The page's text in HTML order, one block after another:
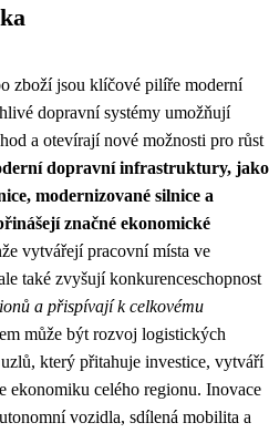
zboží jsou klíčové pilíře moderní
dopravní systémy umožňují
a otevírají nové možnosti pro růst
dopravní infrastruktury, jako
modernizované silnice a
značné ekonomické
vytvářejí pracovní místa ve
také zvyšují konkurenceschopnost
a přispívají k celkovému
může být rozvoj logistických
který přitahuje investice, vytváří
ekonomiku celého regionu. Inovace
vozidla, sdílená mobilita a